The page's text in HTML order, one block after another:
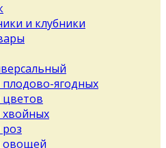
и клубники
плодово-ягодных
цветов
хвойных
роз
овощей